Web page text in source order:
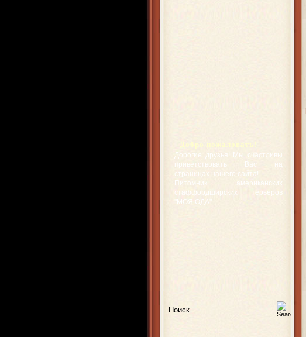
Добро пожаловать!
Дорогие друзья! Мы счастливы
приветствовать Вас на
страницах нашего сайта!
Питомник американских
стаффордширских терьеров
"МОЯ ОДА".